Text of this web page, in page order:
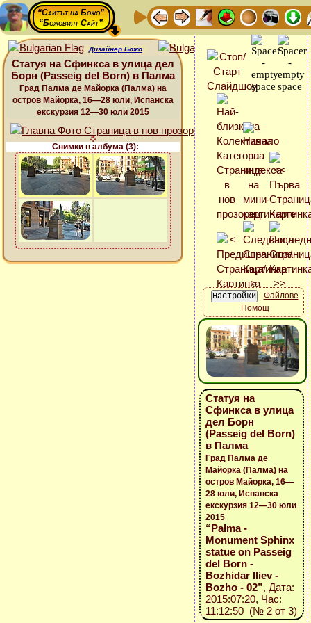
“Сайтът на Божо”
“Божовият Сайт”
Дизайнер Божо
Статуя на Сфинкса в улица дел
Борн (Passeig del Born) в Палма
Град Палма де Майорка (Палма) на
остров Майорка, 16—28 юли, Испанска
екскурзия 12—30 юли 2015
Снимки в албума (3):
Файлове
Помощ
Статуя на
Сфинкса в улица
дел Борн
(Passeig del Born)
в Палма
Град Палма де
Майорка (Палма) на
остров Майорка, 16—
28 юли, Испанска
екскурзия 12—30 юли
2015
“Palma -
Monument Sphinx
statue on Passeig
del Born -
Bozhidar Iliev -
Bozho - 02”, Дата:
2015:07:20, Час:
11:12:50 (№ 2 от 3)